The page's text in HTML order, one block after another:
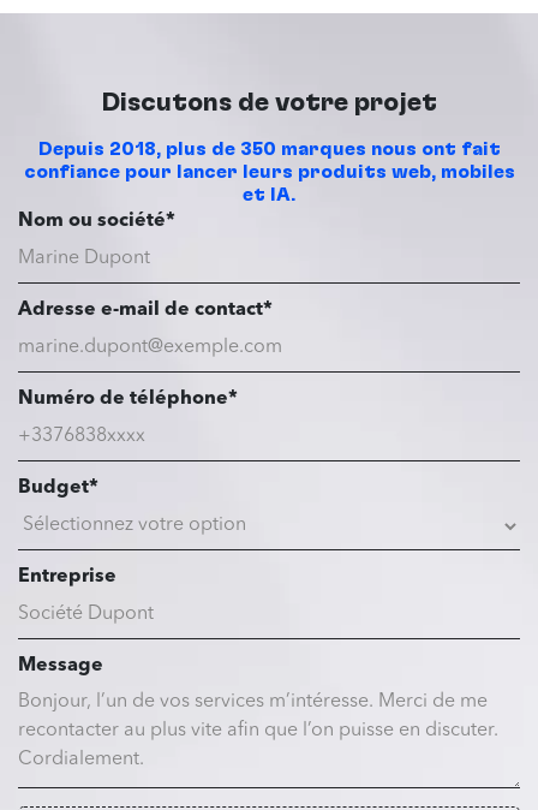
Discutons de votre projet
Depuis 2018, plus de 350 marques nous ont fait
confiance pour lancer leurs produits web, mobiles
et IA.
Nom ou société*
Adresse e-mail de contact*
Numéro de téléphone*
Budget*
Entreprise
Message